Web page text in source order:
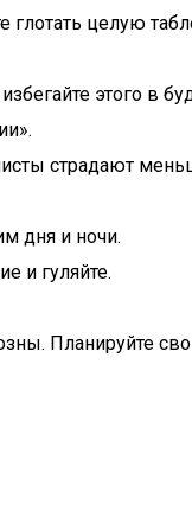
целую
этого в
страдают
дня и ночи.
и гуляйте.
Планируйте